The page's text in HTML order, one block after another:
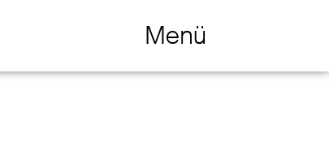
Navigation öffnen / schliessen
Menü